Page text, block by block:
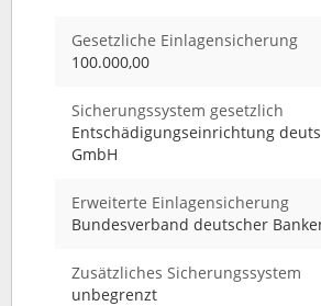
Gesetzliche Einlagensicherung
100.000,00
Sicherungssystem gesetzlich
Entschädigungseinrichtung
GmbH
Erweiterte Einlagensicherung
Bundesverband deutscher
Zusätzliches Sicherungssystem
unbegrenzt